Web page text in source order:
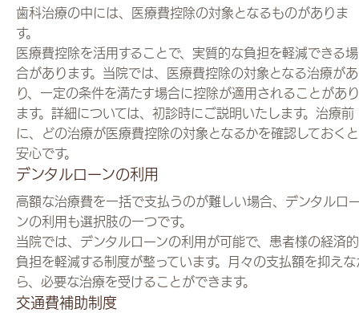
歯科治療の中には、医療費控除の対象となるものがありま
す。
医療費控除を活用することで、実質的な負担を軽減できる場
合があります。当院では、医療費控除の対象となる治療があ
り、一定の条件を満たす場合に控除が適用されることがあり
ます。詳細については、初診時にご説明いたします。治療前
に、どの治療が医療費控除の対象となるかを確認しておくと
安心です。
デンタルローンの利用
高額な治療費を一括で支払うのが難しい場合、デンタルロ
ンの利用も選択肢の一つです。
当院では、デンタルローンの利用が可能で、患者様の経済的
負担を軽減する制度が整っています。月々の支払額を抑え
ら、必要な治療を受けることができます。
交通費補助制度